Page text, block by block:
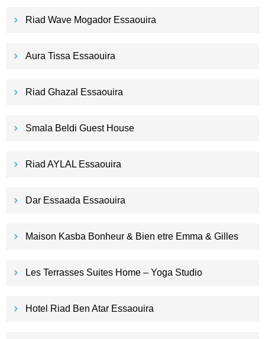
Riad Wave Mogador Essaouira
Aura Tissa Essaouira
Riad Ghazal Essaouira
Smala Beldi Guest House
Riad AYLAL Essaouira
Dar Essaada Essaouira
Maison Kasba Bonheur & Bien etre Emma & Gilles
Les Terrasses Suites Home – Yoga Studio
Hotel Riad Ben Atar Essaouira